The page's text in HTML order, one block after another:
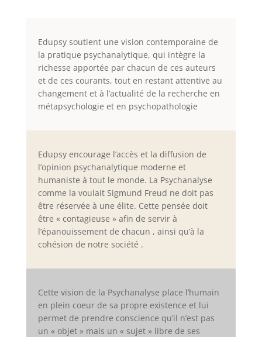
Edupsy soutient une vision contemporaine de
la pratique psychanalytique, qui intègre la
richesse apportée par chacun de ces auteurs
et de ces courants, tout en restant attentive au
changement et à l’actualité de la recherche en
métapsychologie et en psychopathologie
Edupsy encourage l’accès et la diffusion de
l’opinion psychanalytique moderne et
humaniste à tout le monde. La Psychanalyse
comme la voulait Sigmund Freud ne doit pas
être réservée à une élite. Cette pensée doit
être « contagieuse » afin de servir à
l’épanouissement de chacun , ainsi qu’à la
cohésion de notre société .
Cette vision de la Psychanalyse place l’humain
en plein coeur de sa propre existence et lui
permet de prendre conscience qu’il n’est pas
un « objet » mais un « sujet » libre de ses